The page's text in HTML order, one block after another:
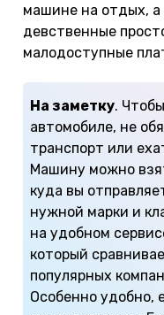
машине на отдых, а
девственные
малодоступные
На заметку.
автомобиле, не
транспорт или
Машину можно
куда вы
нужной марки и
на удобном
который
популярных
Особенно удобно,